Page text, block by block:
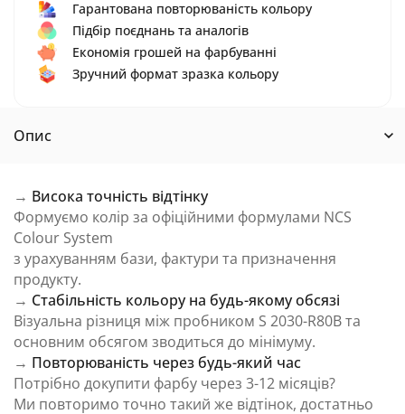
Гарантована повторюваність кольору
Підбір поєднань та аналогів
Економія грошей на фарбуванні
Зручний формат зразка кольору
Опис
→ Висока точність відтінку
Формуємо колір за офіційними формулами NCS
Colour System
з урахуванням бази, фактури та призначення
продукту.
→ Стабільність кольору на будь-якому обсязі
Візуальна різниця між пробником S 2030-R80B та
основним обсягом зводиться до мінімуму.
→ Повторюваність через будь-який час
Потрібно докупити фарбу через 3-12 місяців?
Ми повторимо точно такий же відтінок, достатньо